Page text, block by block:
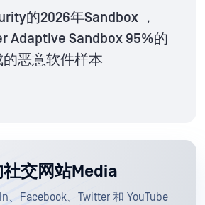
的2026年Sandbox ，
Adaptive Sandbox 95%的
恶意软件样本
交网站Media
、Facebook、Twitter 和 YouTube